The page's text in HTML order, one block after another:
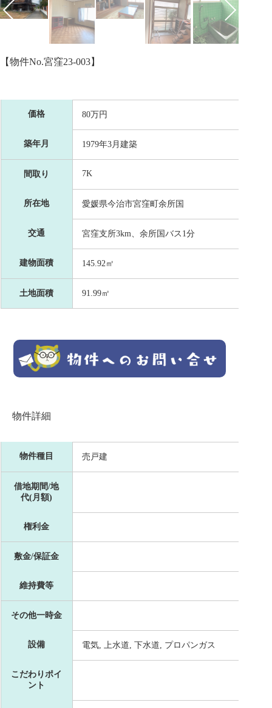
【物件No.宮窪23-003】
価格 80万円
築年月 1979年3月建築
間取り 7K
所在地 愛媛県今治市宮窪町余所国
交通 宮窪支所3km、余所国バス1分
建物面積 145.92㎡
土地面積 91.99㎡
物件詳細
物件種目 売戸建
借地期間/地
代(月額)
権利金
敷金/保証金
維持費等
その他一時金
設備 電気, 上水道, 下水道, プロパンガス
こだわりポイ
ント